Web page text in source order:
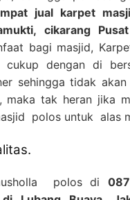
jual karpet
cikarang
bagi masjid,
cukup dengan di
sehingga tidak
maka tak heran jika
polos untuk alas
polos di